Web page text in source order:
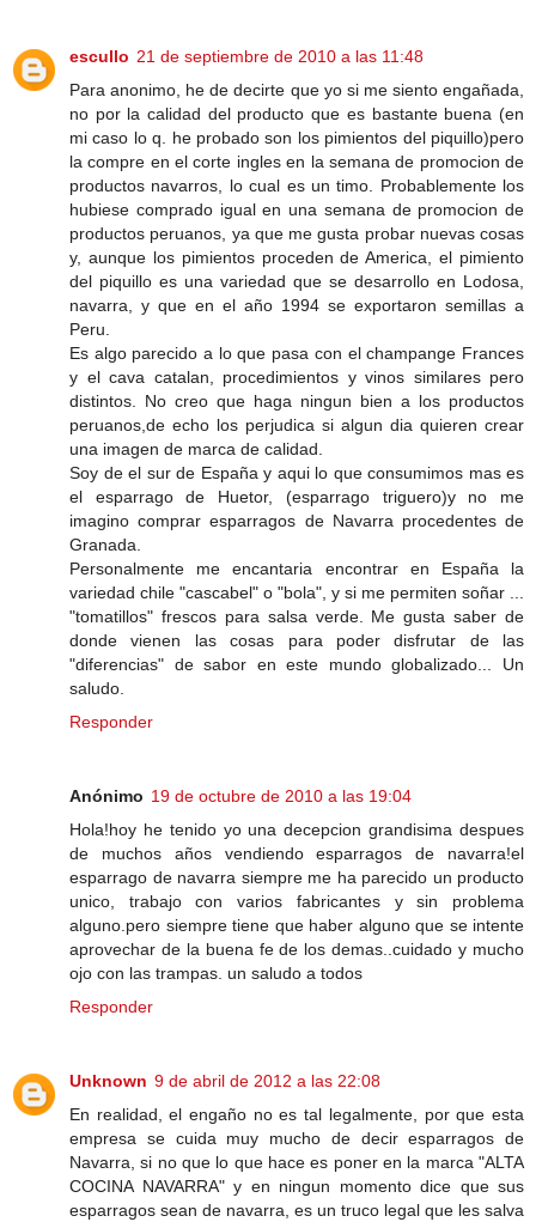
escullo 21 de septiembre de 2010 a las 11:48
Para anonimo, he de decirte que yo si me siento engañada,
no por la calidad del producto que es bastante buena (en
mi caso lo q. he probado son los pimientos del piquillo)pero
la compre en el corte ingles en la semana de promocion de
productos navarros, lo cual es un timo. Probablemente los
hubiese comprado igual en una semana de promocion de
productos peruanos, ya que me gusta probar nuevas cosas
y, aunque los pimientos proceden de America, el pimiento
del piquillo es una variedad que se desarrollo en Lodosa,
navarra, y que en el año 1994 se exportaron semillas a
Peru.
Es algo parecido a lo que pasa con el champange Frances
y el cava catalan, procedimientos y vinos similares pero
distintos. No creo que haga ningun bien a los productos
peruanos,de echo los perjudica si algun dia quieren crear
una imagen de marca de calidad.
Soy de el sur de España y aqui lo que consumimos mas es
el esparrago de Huetor, (esparrago triguero)y no me
imagino comprar esparragos de Navarra procedentes de
Granada.
Personalmente me encantaria encontrar en España la
variedad chile "cascabel" o "bola", y si me permiten soñar ...
"tomatillos" frescos para salsa verde. Me gusta saber de
donde vienen las cosas para poder disfrutar de las
"diferencias" de sabor en este mundo globalizado... Un
saludo.
Responder
Anónimo 19 de octubre de 2010 a las 19:04
Hola!hoy he tenido yo una decepcion grandisima despues
de muchos años vendiendo esparragos de navarra!el
esparrago de navarra siempre me ha parecido un producto
unico, trabajo con varios fabricantes y sin problema
alguno.pero siempre tiene que haber alguno que se intente
aprovechar de la buena fe de los demas..cuidado y mucho
ojo con las trampas. un saludo a todos
Responder
Unknown 9 de abril de 2012 a las 22:08
En realidad, el engaño no es tal legalmente, por que esta
empresa se cuida muy mucho de decir esparragos de
Navarra, si no que lo que hace es poner en la marca "ALTA
COCINA NAVARRA" y en ningun momento dice que sus
esparragos sean de navarra, es un truco legal que les salva